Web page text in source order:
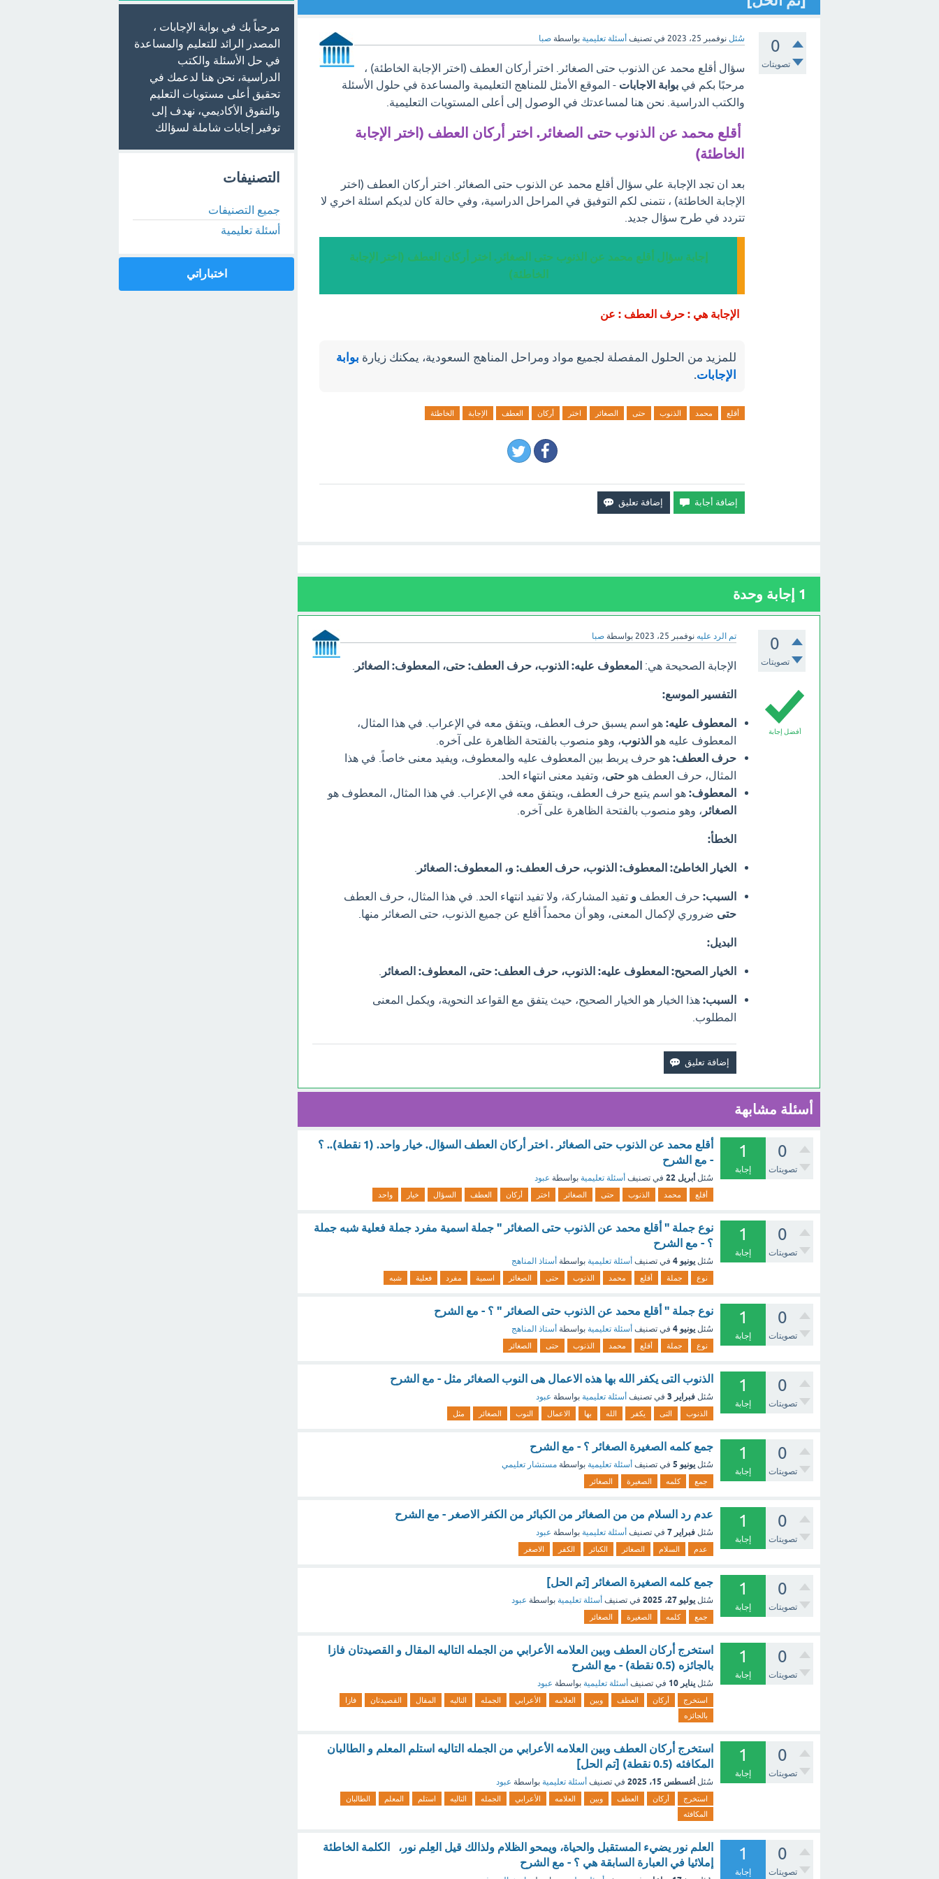
0
تصويتات
سُئل نوفمبر 25، 2023 في تصنيف أسئلة تعليمية بواسطة صبا
سؤال أقلع محمد عن الذنوب حتى الصغائر. اختر أركان العطف (اختر الإجابة الخاطئة) ،
مرحبًا بكم في بوابة الاجابات - الموقع الأمثل للمناهج التعليمية والمساعدة في حلول الأسئلة
والكتب الدراسية. نحن هنا لمساعدتك في الوصول إلى أعلى المستويات التعليمية.
أقلع محمد عن الذنوب حتى الصغائر. اختر أركان العطف (اختر الإجابة
الخاطئة)
بعد ان تجد الإجابة علي سؤال أقلع محمد عن الذنوب حتى الصغائر. اختر أركان العطف (اختر
الإجابة الخاطئة) ، نتمنى لكم التوفيق في المراحل الدراسية، وفي حالة كان لديكم اسئلة اخري لا
تتردد في طرح سؤال جديد.
إجابة سؤال أقلع محمد عن الذنوب حتى الصغائر. اختر أركان العطف (اختر الإجابة
الخاطئة)
الإجابة هي : حرف العطف : عن
للمزيد من الحلول المفصلة لجميع مواد ومراحل المناهج السعودية، يمكنك زيارة بوابة
الإجابات.
أقلع محمد الذنوب حتى الصغائر اختر أركان العطف الإجابة الخاطئة
1 إجابة وحدة
0
تصويتات
تم الرد عليه نوفمبر 25، 2023 بواسطة صبا
أفضل إجابة
الإجابة الصحيحة هي: المعطوف عليه: الذنوب، حرف العطف: حتى، المعطوف: الصغائر
التفسير الموسع:
المعطوف عليه:هو اسم يسبق حرف العطف، ويتفق معه في الإعراب. في هذا المثال،
المعطوف عليه هو الذنوب، وهو منصوب بالفتحة الظاهرة على آخره.
حرف العطف:هو حرف يربط بين المعطوف عليه والمعطوف، ويفيد معنى خاصاً. في هذا
المثال، حرف العطف هو حتى، وتفيد معنى انتهاء الحد.
المعطوف:هو اسم يتبع حرف العطف، ويتفق معه في الإعراب. في هذا المثال، المعطوف هو
الصغائر ، وهو منصوب بالفتحة الظاهرة على آخره.
الخطأ:
الخيار الخاطئ: المعطوف: الذنوب، حرف العطف: و، المعطوف: الصغائر
السبب:حرف العطف و تفيد المشاركة، ولا تفيد انتهاء الحد. في هذا المثال، حرف العطف
حتى ضروري لإكمال المعنى، وهو أن محمداً أقلع عن جميع الذنوب، حتى الصغائر منها.
البديل:
الخيار الصحيح: المعطوف عليه: الذنوب، حرف العطف: حتى، المعطوف: الصغائر
السبب:هذا الخيار هو الخيار الصحيح، حيث يتفق مع القواعد النحوية، ويكمل المعنى
المطلوب.
أسئلة مشابهة
0
تصويتات
1
إجابة
أقلع محمد عن الذنوب حتى الصغائر . اختر أركان العطف السؤال. خيار واحد. (1 نقطة).. ؟
- مع الشرح
سُئل أبريل 22 في تصنيف أسئلة تعليمية بواسطة عبود
أقلع محمد الذنوب حتى الصغائر اختر أركان العطف السؤال خيار واحد
0
تصويتات
1
إجابة
نوع جملة " أقلع محمد عن الذنوب حتى الصغائر " جملة اسمية مفرد جملة فعلية شبه جملة
؟ - مع الشرح
سُئل يونيو 4 في تصنيف أسئلة تعليمية بواسطة أستاذ المناهج
نوع جملة أقلع محمد الذنوب حتى الصغائر اسمية مفرد فعلية شبه
0
تصويتات
1
إجابة
نوع جملة " أقلع محمد عن الذنوب حتى الصغائر " ؟ - مع الشرح
سُئل يونيو 4 في تصنيف أسئلة تعليمية بواسطة أستاذ المناهج
نوع جملة أقلع محمد الذنوب حتى الصغائر
0
تصويتات
1
إجابة
الذنوب التى يكفر الله بها هذه الاعمال هى النوب الصغائر مثل - مع الشرح
سُئل فبراير 3 في تصنيف أسئلة تعليمية بواسطة عبود
الذنوب التى يكفر الله بها الاعمال النوب الصغائر مثل
0
تصويتات
1
إجابة
جمع كلمه الصغيرة الصغائر ؟ - مع الشرح
سُئل يونيو 5 في تصنيف أسئلة تعليمية بواسطة مستشار تعليمي
جمع كلمه الصغيرة الصغائر
0
تصويتات
1
إجابة
عدم رد السلام من من الصغائر من الكبائر من الكفر الاصغر - مع الشرح
سُئل فبراير 7 في تصنيف أسئلة تعليمية بواسطة عبود
عدم السلام الصغائر الكبائر الكفر الاصغر
0
تصويتات
1
إجابة
جمع كلمه الصغيرة الصغائر [تم الحل]
سُئل يوليو 27، 2025 في تصنيف أسئلة تعليمية بواسطة عبود
جمع كلمه الصغيرة الصغائر
0
تصويتات
1
إجابة
استخرج أركان العطف وبين العلامه الأعرابي من الجمله التاليه المقال و القصيدتان فازا
بالجائزه (0.5 نقطة) - مع الشرح
سُئل يناير 10 في تصنيف أسئلة تعليمية بواسطة عبود
استخرج أركان العطف وبين العلامه الأعرابي الجمله التاليه المقال القصيدتان
فازا
بالجائزه
0
تصويتات
1
إجابة
استخرج أركان العطف وبين العلامه الأعرابي من الجمله التاليه استلم المعلم و الطالبان
المكافئه (0.5 نقطة) [تم الحل]
سُئل أغسطس 15، 2025 في تصنيف أسئلة تعليمية بواسطة عبود
استخرج أركان العطف وبين العلامه الأعرابي الجمله التاليه استلم المعلم
الطالبان
المكافئه
0
تصويتات
1
إجابة
العلم نور يضيء المستقبل والحياة، ويمحو الظلام ولذالك قيل العِلم نور، الكلمة الخاطئة
إملائيا في العبارة السابقة هي ؟ - مع الشرح
مرحباً بك في بوابة الإجابات ،
المصدر الرائد للتعليم والمساعدة
في حل الأسئلة والكتب
الدراسية، نحن هنا لدعمك في
تحقيق أعلى مستويات التعليم
والتفوق الأكاديمي، نهدف إلى
توفير إجابات شاملة لسؤالك
التصنيفات
جميع التصنيفات
أسئلة تعليمية
اختباراتي